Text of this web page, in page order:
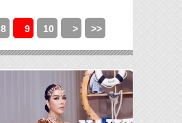
8 9 10 > >>